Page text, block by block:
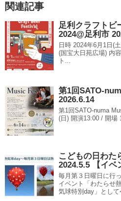
関連記事
足利クラフトビ
2024@足利市
日時 2024年6月1日(
(国宝大日苑広場) 内
ト...
第1回SATO-
2026.6.14
第1回SATO-numa
(日) 開演13:00 / 開場
こどもの日わた
2024.5.5 【イベ
毎月第３日曜日に行
イベント「わたらせ
気球特別day」として